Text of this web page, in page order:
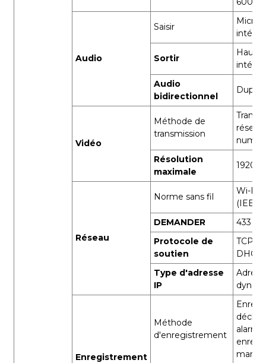
Audio
Saisir
intégré
Sortir
Haut-
intégré
Audio
bidirectionnel
Vidéo
Méthode de
transmission
réseau
Résolution
maximale
Réseau
Norme sans fil
Wi-Fi
DEMANDER
433
Protocole de
soutien
TCP/
DHCP
Type d'adresse
IP
Enregistrement
Méthode
d'enregistrement
alarme,